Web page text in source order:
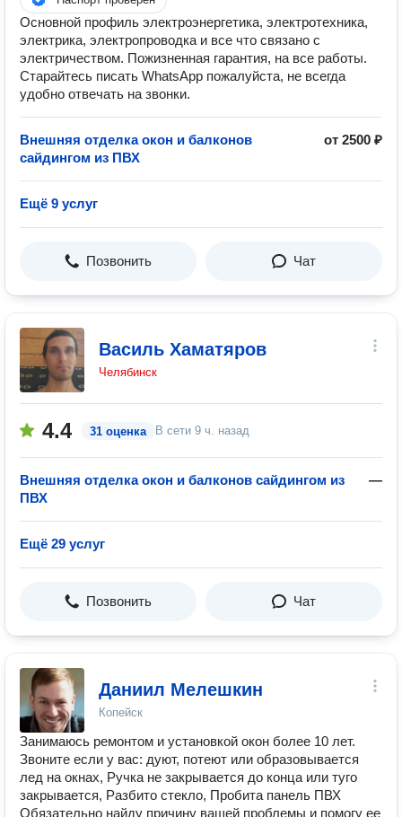
Основной профиль электроэнергетика, электротехника,
электрика, электропроводка и все что связано с
электричеством. Пожизненная гарантия, на все работы.
Старайтесь писать WhatsApp пожалуйста, не всегда
удобно отвечать на звонки.
Внешняя отделка окон и балконов
сайдингом из ПВХ
от 2500 ₽
Ещё 9 услуг
Позвонить Чат
Василь Хаматяров
Челябинск
4.4 31 оценка В сети 9 ч. назад
Внешняя отделка окон и балконов сайдингом из
ПВХ
—
Ещё 29 услуг
Позвонить Чат
Даниил Мелешкин
Копейск
Занимаюсь ремонтом и установкой окон более 10 лет.
Звоните если у вас: дуют, потеют или образовывается
лед на окнах, Ручка не закрывается до конца или туго
закрывается, Разбито стекло, Пробита панель ПВХ
Обязательно найду причину вашей проблемы и помогу ее